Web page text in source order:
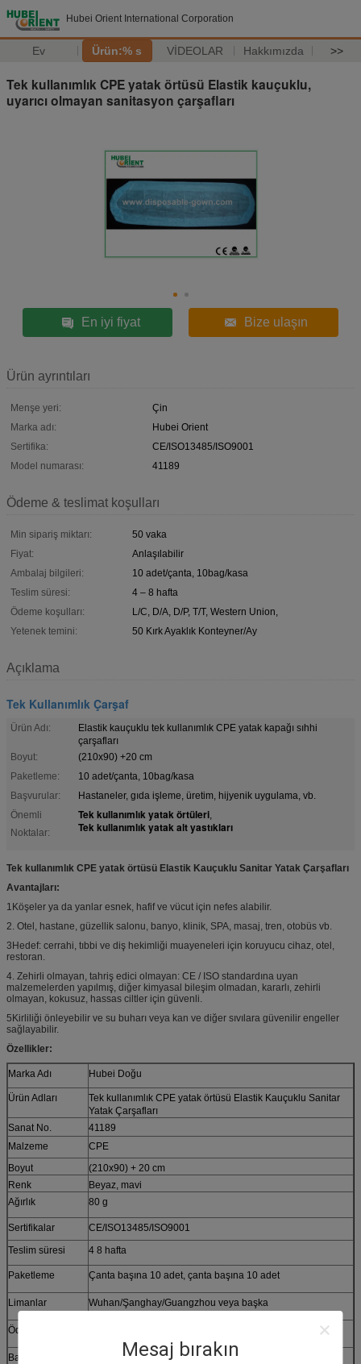
Hubei Orient International Corporation
Ev Ürün:% s VİDEOLAR Hakkımızda >>
Mesaj bırakın
Tek kullanımlık CPE yatak örtüsü Elastik kauçuklu,
uyarıcı olmayan sanitasyon çarşafları
En iyi fiyat Bize ulaşın
Ürün ayrıntıları
Menşe yeri:
Çin
Marka adı:
Hubei Orient
Sertifika:
CE/ISO13485/ISO9001
Model numarası:
41189
Ödeme & teslimat koşulları
Min sipariş miktarı:
50 vaka
Fiyat:
Anlaşılabilir
Ambalaj bilgileri:
10 adet/çanta, 10bag/kasa
Teslim süresi:
4 – 8 hafta
Ödeme koşulları:
L/C, D/A, D/P, T/T, Western Union,
Yetenek temini:
50 Kırk Ayaklık Konteyner/Ay
Açıklama
Tek Kullanımlık Çarşaf
Ürün Adı:
Elastik kauçuklu tek kullanımlık CPE yatak kapağı sıhhi
çarşafları
Boyut:
(210x90) +20 cm
Paketleme:
10 adet/çanta, 10bag/kasa
Başvurular:
Hastaneler, gıda işleme, üretim, hijyenik uygulama, vb.
Önemli
Noktalar:
Tek kullanımlık yatak örtüleri,
Tek kullanımlık yatak alt yastıkları
Tek kullanımlık CPE yatak örtüsü Elastik Kauçuklu Sanitar Yatak Çarşafları
Avantajları:
1Köşeler ya da yanlar esnek, hafif ve vücut için nefes alabilir.
2. Otel, hastane, güzellik salonu, banyo, klinik, SPA, masaj, tren, otobüs vb.
3Hedef: cerrahi, tıbbi ve diş hekimliği muayeneleri için koruyucu cihaz, otel,
restoran.
4. Zehirli olmayan, tahriş edici olmayan: CE / ISO standardına uyan
malzemelerden yapılmış, diğer kimyasal bileşim olmadan, kararlı, zehirli
olmayan, kokusuz, hassas ciltler için güvenli.
5Kirliliği önleyebilir ve su buharı veya kan ve diğer sıvılara güvenilir engeller
sağlayabilir.
Özellikler:
Marka Adı Hubei Doğu
Ürün Adları
Tek kullanımlık CPE yatak örtüsü Elastik Kauçuklu Sanitar
Yatak Çarşafları
Sanat No.
41189
Malzeme
CPE
Boyut
(210x90) + 20 cm
Renk
Beyaz, mavi
Ağırlık
80 g
Sertifikalar
CE/ISO13485/ISO9001
Teslim süresi
4 8 hafta
Paketleme Çanta başına 10 adet, çanta başına 10 adet
Limanlar Wuhan/Şanghay/Guangzhou veya başka
Ödeme Şartları
Başvurular Hastaneler, gıda işleme, üretim, hijyenik uygulama vb.